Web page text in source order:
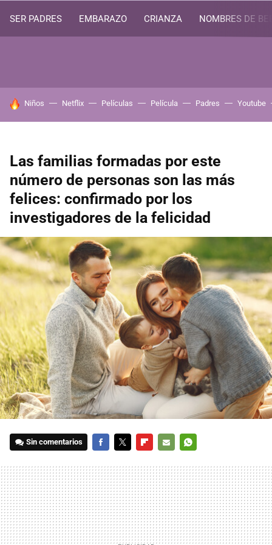
SER PADRES EMBARAZO CRIANZA NOMBRES DE
HOY SE HABLA DE
Niños Netflix Películas Película Padres Youtube
Las familias formadas por este
número de personas son las más
felices: confirmado por los
investigadores de la felicidad
Sin comentarios
MAIL